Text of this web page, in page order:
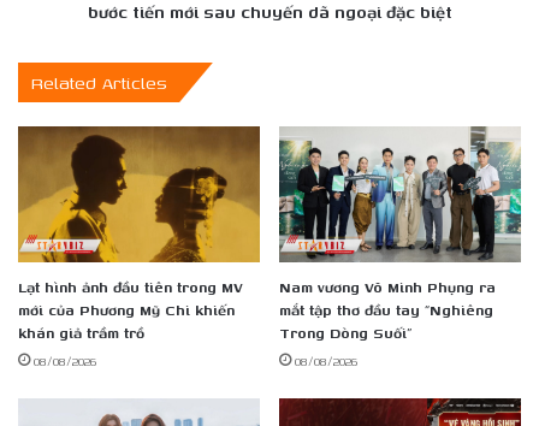
tiến
mới
chuyến
dã
đặc
biệt
bước tiến mới sau chuyến dã ngoại đặc biệt
Related Articles
Lạt hình ảnh đầu tiên trong MV
mới của Phương Mỹ Chi khiến
khán giả trầm trồ
08/08/2026
Nam vương Võ Minh Phụng ra
mắt tập thơ đầu tay “Nghiêng
Trong Dòng Suối”
08/08/2026